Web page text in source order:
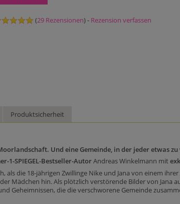
(29 Rezensionen) - Rezension verfassen
Produktsicherheit
Und eine Gemeinde, in der jeder etwas
1-SPIEGEL-Bestseller-AutorAndreas Winkelmann mit
als die 18-jährigen Zwillinge Nike und Jana von einem
Mädchen hin. Als plötzlich verstörende Bilder von
Geheimnissen, die die verschworene Gemeinde